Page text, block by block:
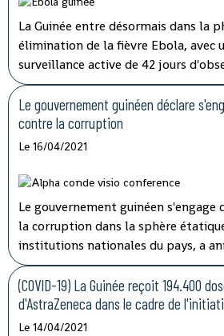
La Guinée entre désormais dans la
élimination de la fièvre Ebola, avec
surveillance active de 42 jours
double de la période d'incubation
mardi à la télévision nationale, Sory
études au département surveillance
de sécurité sanitaire (ANSS).
Le gouvernement guinéen déclare
contre la corruption
Le 16/04/2021
Le gouvernement guinéen
la corruption dans la sphère
institutions nationales du pays, a
porte-parole, Aboubacar Sylla.Lors
ordinaire du conseil des ministres
visioconférence, le président Alpha
''la cohérence et la complémentarité
(COVID-19) La Guinée reçoit 194.400
d'AstraZeneca dans le cadre de
Le 14/04/2021